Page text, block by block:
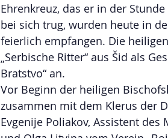
Ehrenkreuz, das er in der
bei sich trug, wurden heute in
feierlich empfangen. Die
„Serbische Ritter“ aus Šid als
Bratstvo“ an.
Vor Beginn der heiligen
zusammen mit dem Klerus der
Evgenije Poliakov, Assistent